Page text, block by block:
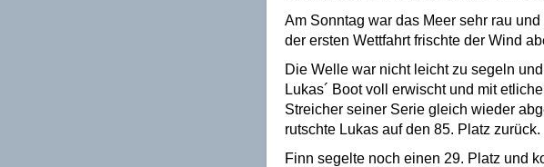
Am Sonntag war das Meer sehr rau
der ersten Wettfahrt frischte der Wind
Die Welle war nicht leicht zu segeln
Lukas´ Boot voll erwischt und mit
Streicher seiner Serie gleich wieder
rutschte Lukas auf den 85. Platz zurück.
Finn segelte noch einen 29. Platz und